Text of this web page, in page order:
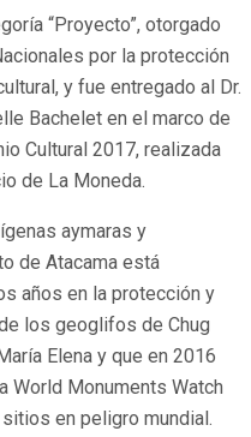
“Proyecto”, otorgado
por la protección
y fue entregado al Dr.
Bachelet en el marco de
Cultural 2017, realizada
de La Moneda.
aymaras y
de Atacama está
años en la protección y
los geoglifos de Chug
Elena y que en 2016
World Monuments Watch
en peligro mundial.